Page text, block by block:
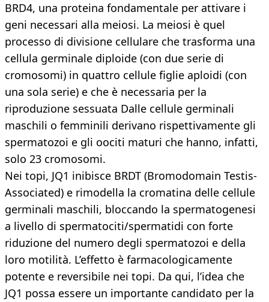
BRD4, una proteina fondamentale per attivare i
geni necessari alla meiosi. La meiosi è quel
processo di divisione cellulare che trasforma una
cellula germinale diploide (con due serie di
cromosomi) in quattro cellule figlie aploidi (con
una sola serie) e che è necessaria per la
riproduzione sessuata Dalle cellule germinali
maschili o femminili derivano rispettivamente gli
spermatozoi e gli oociti maturi che hanno, infatti,
solo 23 cromosomi.
Nei topi, JQ1 inibisce BRDT (Bromodomain Testis-
Associated) e rimodella la cromatina delle cellule
germinali maschili, bloccando la spermatogenesi
a livello di spermatociti/spermatidi con forte
riduzione del numero degli spermatozoi e della
loro motilità. L’effetto è farmacologicamente
potente e reversibile nei topi. Da qui, l’idea che
JQ1 possa essere un importante candidato per la